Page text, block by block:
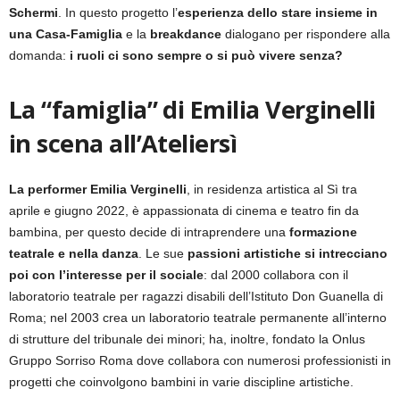
Schermi. In questo progetto l’esperienza dello stare insieme in
una Casa-Famiglia e la breakdance dialogano per rispondere alla
domanda: i ruoli ci sono sempre o si può vivere senza?
La “famiglia” di Emilia Verginelli
in scena all’Ateliersì
La performer Emilia Verginelli, in residenza artistica al Sì tra
aprile e giugno 2022, è appassionata di cinema e teatro fin da
bambina, per questo decide di intraprendere una formazione
teatrale e nella danza. Le sue passioni artistiche si intrecciano
poi con l’interesse per il sociale: dal 2000 collabora con il
laboratorio teatrale per ragazzi disabili dell’Istituto Don Guanella di
Roma; nel 2003 crea un laboratorio teatrale permanente all’interno
di strutture del tribunale dei minori; ha, inoltre, fondato la Onlus
Gruppo Sorriso Roma dove collabora con numerosi professionisti in
progetti che coinvolgono bambini in varie discipline artistiche.